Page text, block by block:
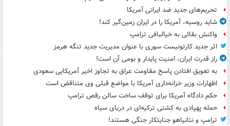
تحریم‌های جدید ضد ایرانی آمریکا
شاید روسیه، آمریکا را در ایران زمین‌گیر کند!
واکنش بقائی به خیالبافی ترامپ
اثر جدید کارتونیست سوری با عنوان مدیریت جدید تنگه هرمز
راز قدرت ایران، امنیت پایدار و بومی آن است!
به تعویق افتادن پاسخ مقاومت عراق به تجاوز اخیر آمریکایی سعودی
اظهارات وزیر خزانه‌داری آمریکا با مواضع قبلی وی متناقض است
حکم دادگاه آمریکا برای توقف ساخت سالن رقص ترامپ
حمله پهپادی به کشتی ترکیه‌ای در دریای سیاه
ترامپ و نتانیاهو جنایتکار جنگی هستند!